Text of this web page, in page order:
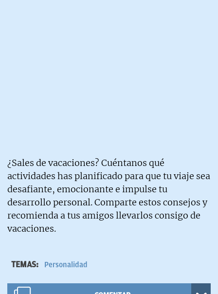
¿Sales de vacaciones? Cuéntanos qué
actividades has planificado para que tu viaje sea
desafiante, emocionante e impulse tu
desarrollo personal. Comparte estos consejos y
recomienda a tus amigos llevarlos consigo de
vacaciones.
TEMAS: Personalidad